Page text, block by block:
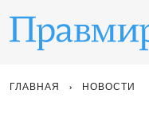
ГЛАВНАЯ НОВОСТИ